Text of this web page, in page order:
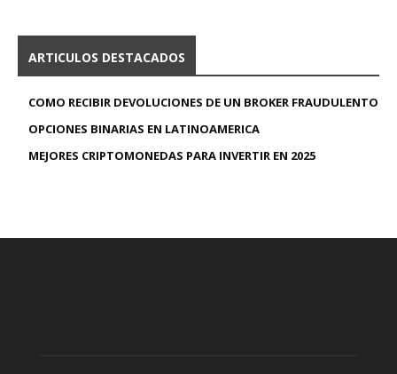
ARTICULOS DESTACADOS
COMO RECIBIR DEVOLUCIONES DE UN BROKER FRAUDULENTO
OPCIONES BINARIAS EN LATINOAMERICA
MEJORES CRIPTOMONEDAS PARA INVERTIR EN 2025